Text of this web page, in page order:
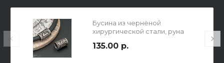
Бусина из чернёной
хирургической стали, руна
135.00 р.